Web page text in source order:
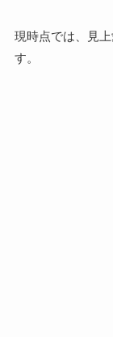
現時点では、見
す。